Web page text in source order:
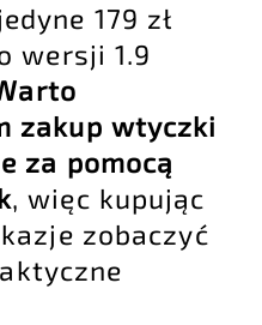
179 zł
wersji 1.9
zakup wtyczki
za pomocą
, więc kupując
zobaczyć